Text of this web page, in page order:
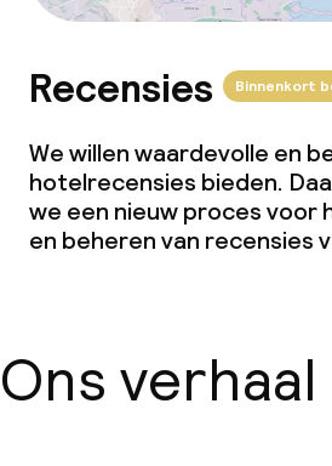
Recensies Binnenkort
We willen waardevolle en
hotelrecensies bieden.
we een nieuw proces voor
en beheren van recensies
Ons verhaal